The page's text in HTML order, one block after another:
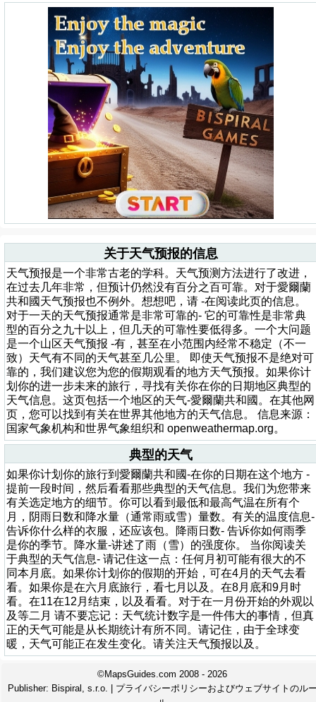
关于天气预报的信息
天气预报是一个非常古老的学科。天气预测方法进行了改进，
在过去几年非常，但预计仍然没有百分之百可靠。对于愛爾蘭
共和國天气预报也不例外。想想吧，请 -在阅读此页的信息。
对于一天的天气预报通常是非常可靠的- 它的可靠性是非常典
型的百分之九十以上，但几天的可靠性要低得多。一个大问题
是一个山区天气预报 -有，甚至在小范围内经常不稳定（不一
致）天气有不同的天气甚至几公里。 即使天气预报不是绝对可
靠的，我们建议您为您的假期观看的地方天气预报。如果你计
划你的进一步未来的旅行，寻找有关你在你的日期地区典型的
天气信息。这页包括一个地区的天气-愛爾蘭共和國。在其他网
页，您可以找到有关在世界其他地方的天气信息。 信息来源：
国家气象机构和世界气象组织和 openweathermap.org。
典型的天气
如果你计划你的旅行到愛爾蘭共和國-在你的日期在这个地方 -
提前一段时间，然后看看那些典型的天气信息。我们为您带来
有关选定地方的细节。你可以看到最低和最高气温在所有个
月，阴雨日数和降水量（通常雨或雪）量数。有关的温度信息-
告诉你什么样的衣服，还应该包。降雨日数- 告诉你如何雨季
是你的季节。降水量-讲述了雨（雪）的强度你。 当你阅读关
于典型的天气信息- 请记住这一点：任何月初可能有很大的不
同本月底。如果你计划你的假期的开始，可在4月的天气去看
看。如果你是在六月底旅行，看七月以及。在8月底和9月时
看。在11在12月结束，以及看看。对于在一月份开始的外观以
及等二月 请不要忘记：天气统计数字是一件伟大的事情，但真
正的天气可能是从长期统计有所不同。请记住，由于全球变
暖，天气可能正在发生变化。请关注天气预报以及。
©MapsGuides.com 2008 - 2026
Publisher: Bispiral, s.r.o.
プライバシーポリシーおよびウェブサイトのル